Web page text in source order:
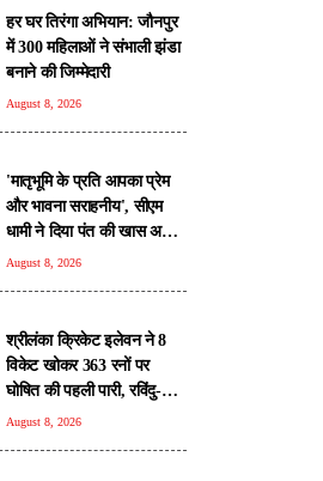
हर घर तिरंगा अभियान: जौनपुर
में 300 महिलाओं ने संभाली झंडा
बनाने की जिम्मेदारी
August 8, 2026
'मातृभूमि के प्रति आपका प्रेम
और भावना सराहनीय', सीएम
धामी ने दिया पंत की खास अपील
का जवाब
August 8, 2026
श्रीलंका क्रिकेट इलेवन ने 8
विकेट खोकर 363 रनों पर
घोषित की पहली पारी, रविंदु-
मदुश्का ने लगाए अर्धशतक
August 8, 2026